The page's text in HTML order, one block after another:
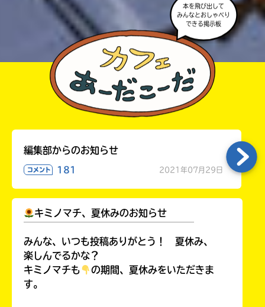
本を飛び出して
みんなとおしゃべり
できる掲示板
編集部からのお知らせ
コメント 181 2021年07月29日
キミノマチ、夏休みのお知らせ
みんな、いつも投稿ありがとう！ 夏休み、
楽しんでるかな？
キミノマチも
の期間、夏休みをいただきま
す。